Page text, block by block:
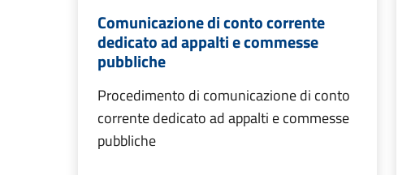
Comunicazione di conto corrente
dedicato ad appalti e commesse
pubbliche
Procedimento di comunicazione di conto
corrente dedicato ad appalti e commesse
pubbliche